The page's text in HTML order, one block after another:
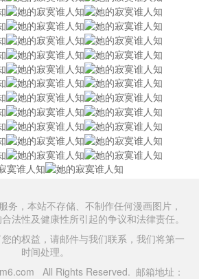
务，本站不存储、不制作任何漫画图片，
法性及健康性所引起的争议和法律责任。
的权益，请邮件与我们联系，我们将第一
时间处理。
All Rights Reserved. 邮箱地址：